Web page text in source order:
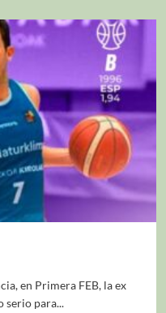
en Primera FEB, la ex
serio para...